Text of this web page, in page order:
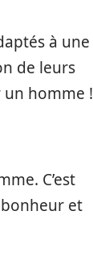
à une
de leurs
homme !
C’est
et